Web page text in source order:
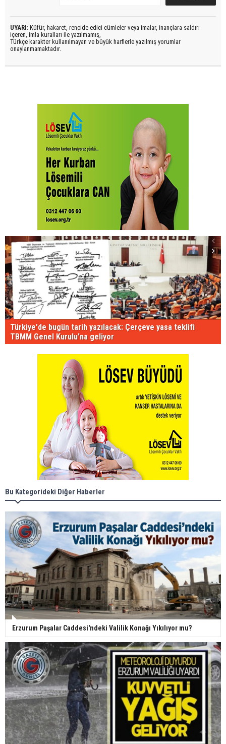
UYARI: Küfür, hakaret, rencide edici cümleler veya imalar, inançlara saldırı
içeren, imla kuralları ile yazılmamış,
Türkçe karakter kullanılmayan ve büyük harflerle yazılmış yorumlar
onaylanmamaktadır.
Türkiye'de bugün tarih yazılacak: Çerçeve yasa teklifi
TBMM Genel Kurulu'na geliyor
Bu Kategorideki Diğer Haberler
Erzurum Paşalar Caddesi'ndeki Valilik Konağı Yıkılıyor mu?